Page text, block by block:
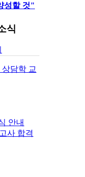
성할 것"
식
담학 교
안내
사 합격